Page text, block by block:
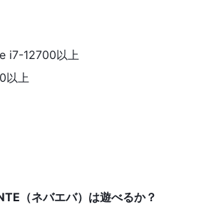
i7-12700以上
以上
（ネバエバ）は遊べるか？